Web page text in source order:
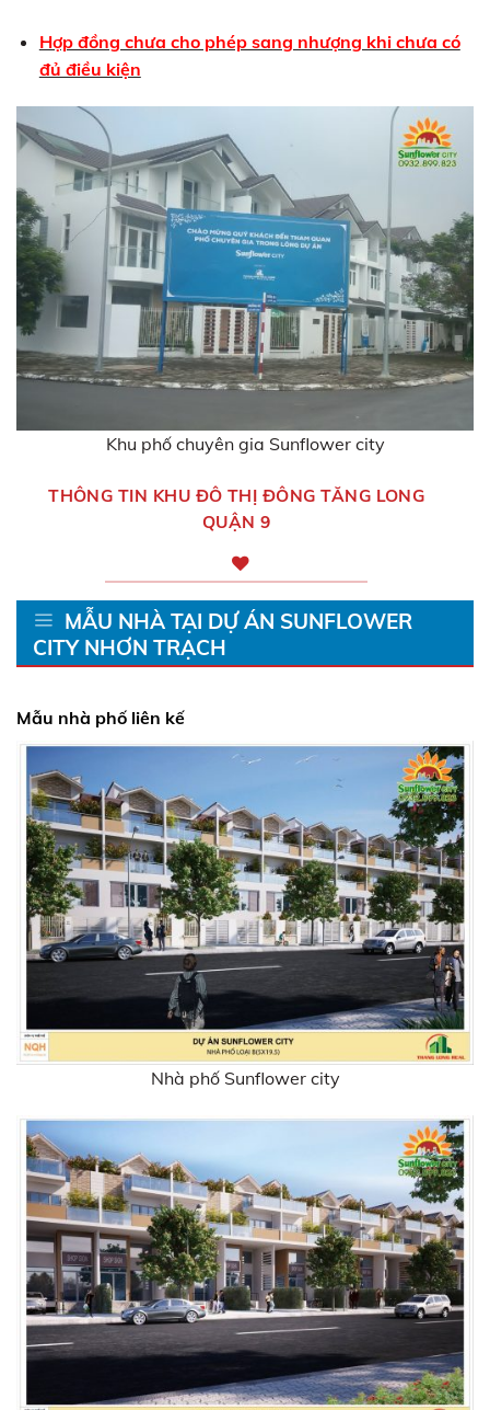
Hợp đồng chưa cho phép sang nhượng khi chưa có
đủ điều kiện
Khu phố chuyên gia Sunflower city
THÔNG TIN KHU ĐÔ THỊ ĐÔNG TĂNG LONG
QUẬN 9
MẪU NHÀ TẠI DỰ ÁN SUNFLOWER
CITY NHƠN TRẠCH
Mẫu nhà phố liên kế
Nhà phố Sunflower city